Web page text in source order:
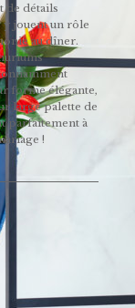
de détails
y jouent un rôle
au dîner.
forme élégante,
large palette de
parfaitement à
!